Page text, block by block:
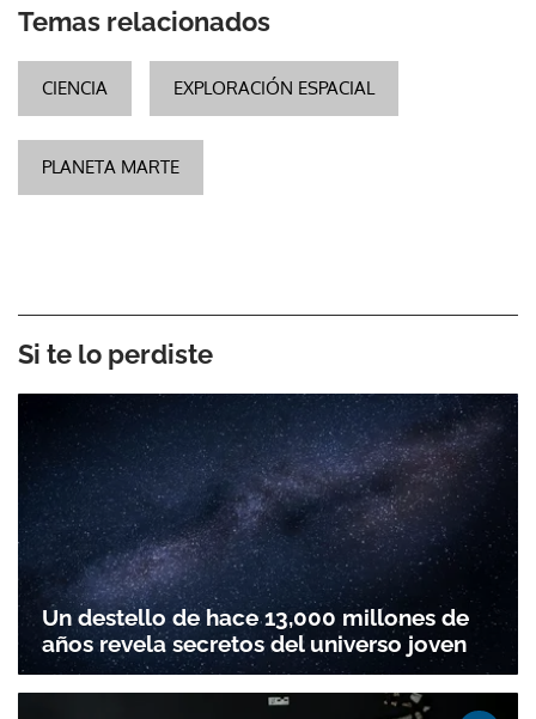
Temas relacionados
CIENCIA EXPLORACIÓN ESPACIAL
PLANETA MARTE
Si te lo perdiste
Un destello de hace 13,000 millones de
años revela secretos del universo joven